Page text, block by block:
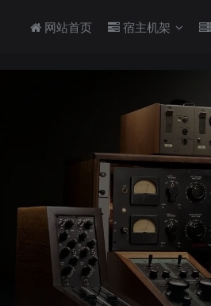
网站首页 宿主机架